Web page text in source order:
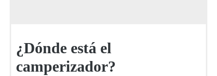
¿Dónde está el
camperizador?